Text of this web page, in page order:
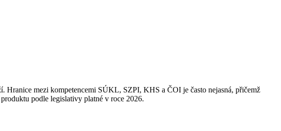
Hranice mezi kompetencemi SÚKL, SZPI, KHS a ČOI je často nejasná, přičemž
podle legislativy platné v roce 2026.